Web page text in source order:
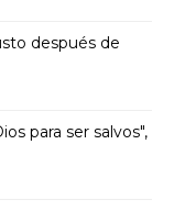
después de
para ser salvos",